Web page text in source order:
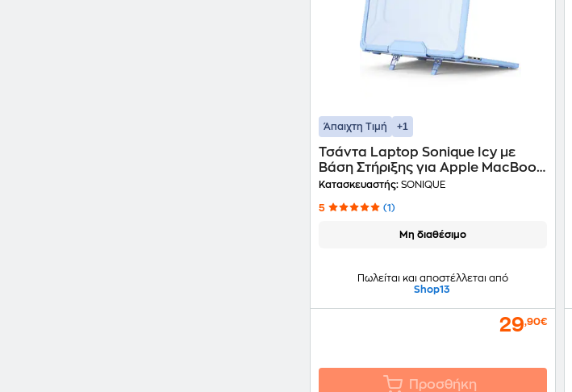
Άπαιχτη Τιμή +1
Τσάντα Laptop Sonique Icy με
Βάση Στήριξης για Apple MacBook
Air 13.6" (2022) - Γαλάζιο
Κατασκευαστής: SONIQUE
5 (1)
Μη διαθέσιμο
Πωλείται και αποστέλλεται από
Shop13
29,90€
Προσθήκη